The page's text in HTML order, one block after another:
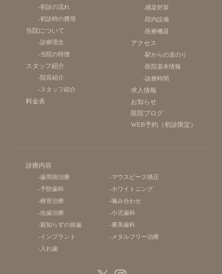
-初診の流れ
-初診時の費用
当院について
-診療理念
-当院の特徴
スタッフ紹介
-院長紹介
-スタッフ紹介
料金表
-感染対策
-院内設備
-医療機器
アクセス
-駅からの道のり
-医院基本情報
-診療時間
求人情報
お知らせ
医院ブログ
WEB予約（初診限定）
診療内容
-歯周病治療
-予防歯科
-根管治療
-虫歯治療
-親知らずの抜歯
-インプラント
-入れ歯
-マウスピース矯正
-ホワイトニング
-噛み合わせ
-小児歯科
-審美歯科
-メタルフリー治療